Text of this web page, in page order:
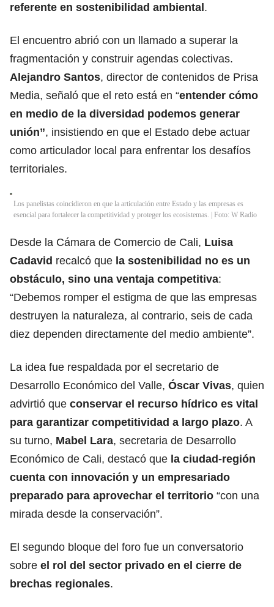
referente en sostenibilidad ambiental.
El encuentro abrió con un llamado a superar la
fragmentación y construir agendas colectivas.
Alejandro Santos, director de contenidos de Prisa
Media, señaló que el reto está en “entender cómo
en medio de la diversidad podemos generar
unión”, insistiendo en que el Estado debe actuar
como articulador local para enfrentar los desafíos
territoriales.
Los panelistas coincidieron en que la articulación entre Estado y las empresas es
esencial para fortalecer la competitividad y proteger los ecosistemas. | Foto: W Radio
Desde la Cámara de Comercio de Cali, Luisa
Cadavid recalcó que la sostenibilidad no es un
obstáculo, sino una ventaja competitiva:
“Debemos romper el estigma de que las empresas
destruyen la naturaleza, al contrario, seis de cada
diez dependen directamente del medio ambiente”.
La idea fue respaldada por el secretario de
Desarrollo Económico del Valle, Óscar Vivas, quien
advirtió que conservar el recurso hídrico es vital
para garantizar competitividad a largo plazo. A
su turno, Mabel Lara, secretaria de Desarrollo
Económico de Cali, destacó que la ciudad-región
cuenta con innovación y un empresariado
preparado para aprovechar el territorio “con una
mirada desde la conservación”.
El segundo bloque del foro fue un conversatorio
sobre el rol del sector privado en el cierre de
brechas regionales.